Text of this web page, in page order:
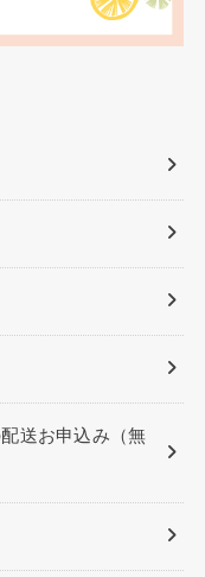
送お申込み（無